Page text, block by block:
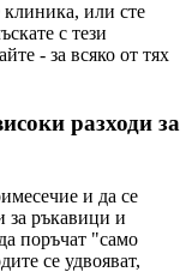
или сте
с тези
- за всяко от тях
разходи за
и да се
за ръкавици и
поръчат "само
се удвояват,